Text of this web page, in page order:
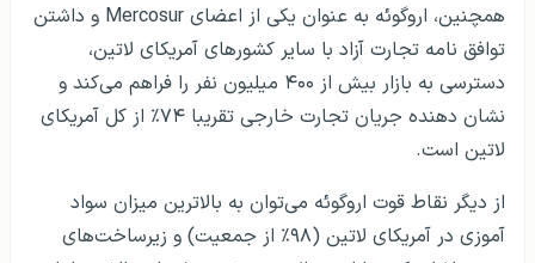
همچنین، اروگوئه به عنوان یکی از اعضای Mercosur و داشتن
توافق نامه تجارت آزاد با سایر کشورهای آمریکای لاتین،
دسترسی به بازار بیش از ۴۰۰ میلیون نفر را فراهم می‌کند و
نشان دهنده جریان تجارت خارجی تقریبا ۷۴٪ از کل آمریکای
لاتین است.
از دیگر نقاط قوت اروگوئه می‌توان به بالاترین میزان سواد
آموزی در آمریکای لاتین (۹۸٪ از جمعیت) و زیرساخت‌های